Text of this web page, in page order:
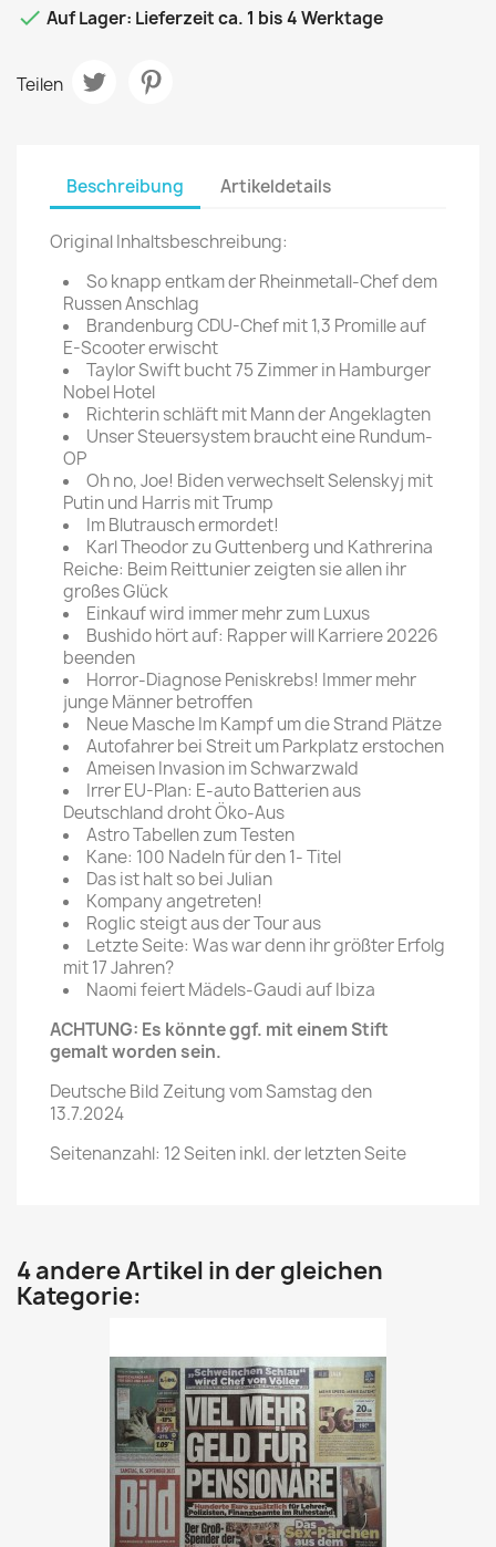
 Auf Lager: Lieferzeit ca. 1 bis 4 Werktage
Teilen
Beschreibung Artikeldetails
Original Inhaltsbeschreibung:
So knapp entkam der Rheinmetall-Chef dem
Russen Anschlag
Brandenburg CDU-Chef mit 1,3 Promille auf
E-Scooter erwischt
Taylor Swift bucht 75 Zimmer in Hamburger
Nobel Hotel
Richterin schläft mit Mann der Angeklagten
Unser Steuersystem braucht eine Rundum-
OP
Oh no, Joe! Biden verwechselt Selenskyj mit
Putin und Harris mit Trump
Im Blutrausch ermordet!
Karl Theodor zu Guttenberg und Kathrerina
Reiche: Beim Reittunier zeigten sie allen ihr
großes Glück
Einkauf wird immer mehr zum Luxus
Bushido hört auf: Rapper will Karriere 20226
beenden
Horror-Diagnose Peniskrebs! Immer mehr
junge Männer betroffen
Neue Masche Im Kampf um die Strand Plätze
Autofahrer bei Streit um Parkplatz erstochen
Ameisen Invasion im Schwarzwald
Irrer EU-Plan: E-auto Batterien aus
Deutschland droht Öko-Aus
Astro Tabellen zum Testen
Kane: 100 Nadeln für den 1- Titel
Das ist halt so bei Julian
Kompany angetreten!
Roglic steigt aus der Tour aus
Letzte Seite: Was war denn ihr größter Erfolg
mit 17 Jahren?
Naomi feiert Mädels-Gaudi auf Ibiza
ACHTUNG: Es könnte ggf. mit einem Stift
gemalt worden sein.
Deutsche Bild Zeitung vom Samstag den
13.7.2024
Seitenanzahl: 12 Seiten inkl. der letzten Seite
4 andere Artikel in der gleichen
Kategorie: